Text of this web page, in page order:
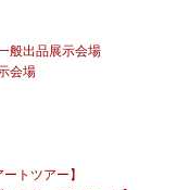
般出品展示会場
会場
トツアー】